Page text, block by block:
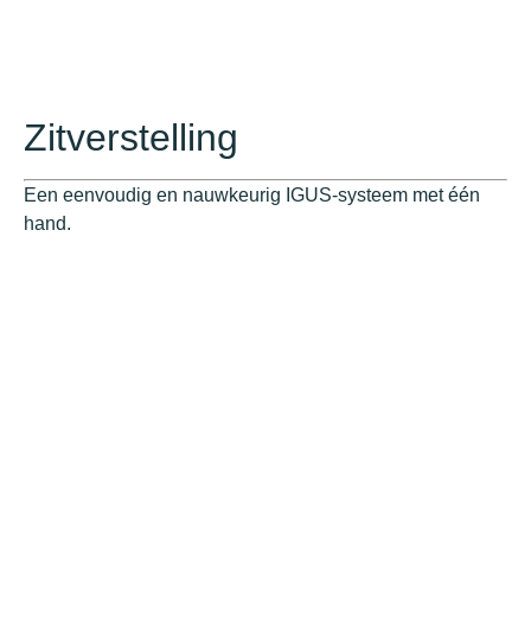
Zitverstelling
Een eenvoudig en nauwkeurig IGUS-systeem met één
hand.